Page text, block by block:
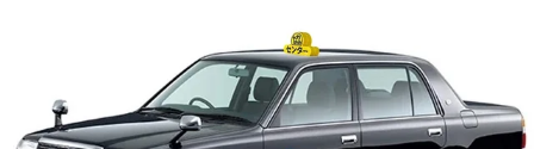
都道府県を変更